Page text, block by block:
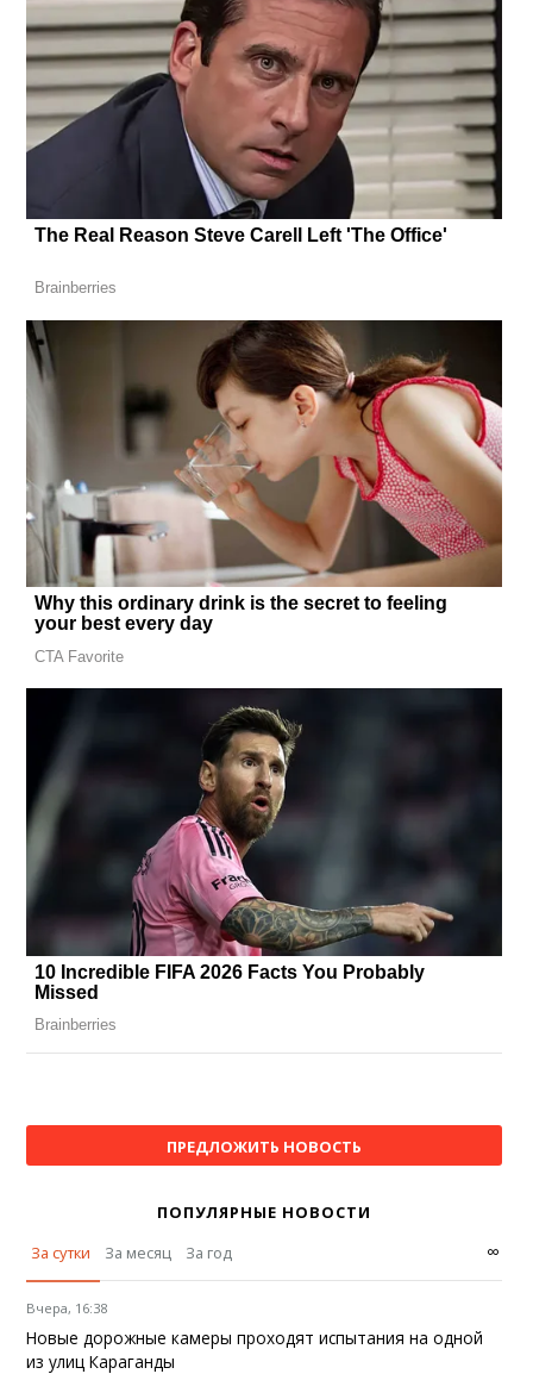
ПРЕДЛОЖИТЬ НОВОСТЬ
ПОПУЛЯРНЫЕ НОВОСТИ
За сутки
За месяц За год ∞
Вчера, 16:38
Новые дорожные камеры проходят испытания на одной
из улиц Караганды